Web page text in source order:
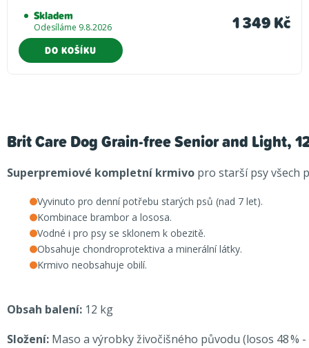
Skladem
Odesíláme 9.8.2026 1 349 Kč
DO KOŠÍKU
Brit Care Dog Grain-free Senior and Light,
Superpremiové kompletní krmivo pro starší psy všech
Vyvinuto pro denní potřebu starých psů (nad 7 let).
Kombinace brambor a lososa.
Vodné i pro psy se sklonem k obezitě.
Obsahuje chondroprotektiva a minerální látky.
Krmivo neobsahuje obilí.
Obsah balení: 12 kg
Složení: Maso a výrobky živočišného původu (losos 48